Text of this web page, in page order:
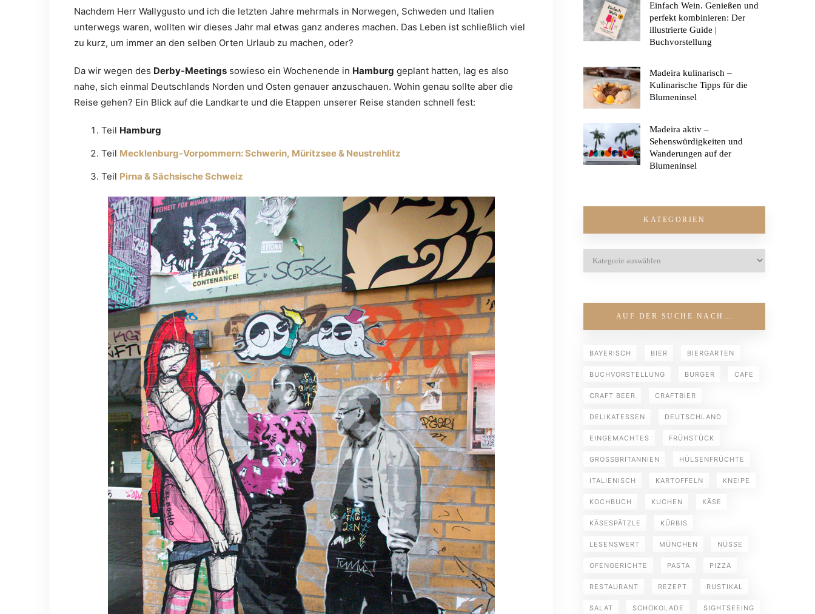
Nachdem Herr Wallygusto und ich die letzten Jahre mehrmals in Norwegen, Schweden und Italien
unterwegs waren, wollten wir dieses Jahr mal etwas ganz anderes machen. Das Leben ist schließlich viel
zu kurz, um immer an den selben Orten Urlaub zu machen, oder?
Da wir wegen des Derby-Meetings sowieso ein Wochenende in Hamburg geplant hatten, lag es also
nahe, sich einmal Deutschlands Norden und Osten genauer anzuschauen. Wohin genau sollte aber die
Reise gehen? Ein Blick auf die Landkarte und die Etappen unserer Reise standen schnell fest:
Teil Hamburg
Teil Mecklenburg-Vorpommern: Schwerin, Müritzsee & Neustrehlitz
Teil Pirna & Sächsische Schweiz
Einfach Wein. Genießen und
perfekt kombinieren: Der
illustrierte Guide |
Buchvorstellung
Madeira kulinarisch –
Kulinarische Tipps für die
Blumeninsel
Madeira aktiv –
Sehenswürdigkeiten und
Wanderungen auf der
Blumeninsel
KATEGORIEN
AUF DER SUCHE NACH…
BAYERISCH BIER BIERGARTEN
BUCHVORSTELLUNG BURGER CAFE
CRAFT BEER CRAFTBIER
DELIKATESSEN DEUTSCHLAND
EINGEMACHTES FRÜHSTÜCK
GROSSBRITANNIEN HÜLSENFRÜCHTE
ITALIENISCH KARTOFFELN KNEIPE
KOCHBUCH KUCHEN KÄSE
KÄSESPÄTZLE KÜRBIS
LESENSWERT MÜNCHEN NÜSSE
OFENGERICHTE PASTA PIZZA
RESTAURANT REZEPT RUSTIKAL
SALAT SCHOKOLADE SIGHTSEEING